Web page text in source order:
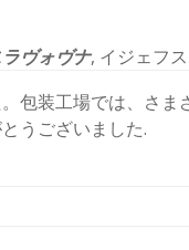
ヴォヴナ, イジェフ
包装工場では、さ
うございました.